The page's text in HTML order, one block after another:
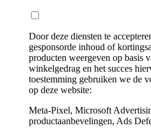
Door deze diensten te
gesponsorde inhoud of
producten weergeven op basis
winkelgedrag en het succes
toestemming gebruiken we de
op deze website:
Meta-Pixel, Microsoft
productaanbevelingen, Ads